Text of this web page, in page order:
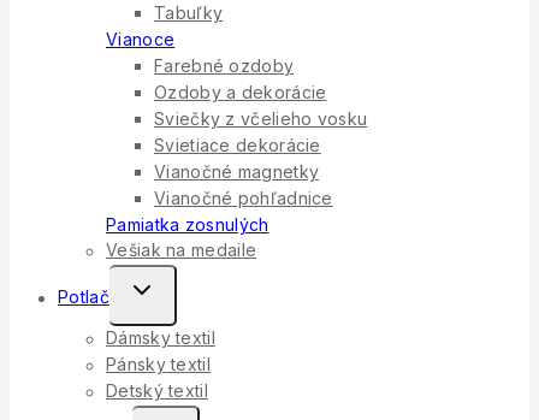
Tabuľky
Vianoce
Farebné ozdoby
Ozdoby a dekorácie
Sviečky z včelieho vosku
Svietiace dekorácie
Vianočné magnetky
Vianočné pohľadnice
Pamiatka zosnulých
Vešiak na medaile
Potlač
Toggle
Child
Menu
Dámsky textil
Pánsky textil
Detský textil